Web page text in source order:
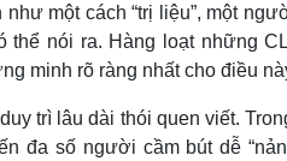
một cách “trị liệu”, một
thể nói ra. Hàng loạt những
minh rõ ràng nhất cho điều
trì lâu dài thói quen viết.
đa số người cầm bút dễ